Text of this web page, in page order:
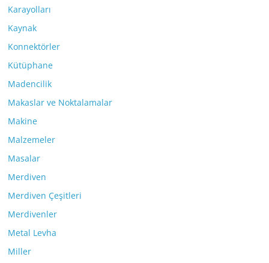
Karayolları
Kaynak
Konnektörler
Kütüphane
Madencilik
Makaslar ve Noktalamalar
Makine
Malzemeler
Masalar
Merdiven
Merdiven Çeşitleri
Merdivenler
Metal Levha
Miller